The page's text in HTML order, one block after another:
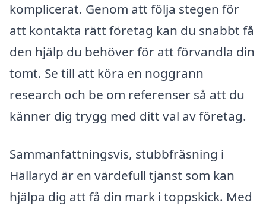
komplicerat. Genom att följa stegen för
att kontakta rätt företag kan du snabbt få
den hjälp du behöver för att förvandla din
tomt. Se till att köra en noggrann
research och be om referenser så att du
känner dig trygg med ditt val av företag.
Sammanfattningsvis, stubbfräsning i
Hällaryd är en värdefull tjänst som kan
hjälpa dig att få din mark i toppskick. Med